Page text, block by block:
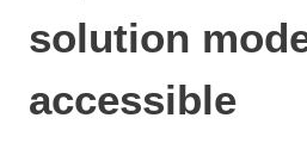
solution
accessible